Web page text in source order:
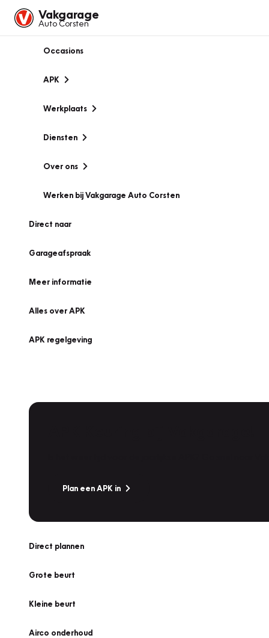
Vakgarage
Auto Corsten
Occasions
APK
Werkplaats
Diensten
Over ons
Werken bij Vakgarage Auto Corsten
Direct naar
Garageafspraak
Meer informatie
Alles over APK
APK regelgeving
Plan een APK in
Direct plannen
Grote beurt
Kleine beurt
Airco onderhoud